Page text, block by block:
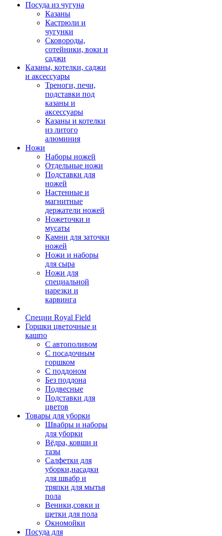
Посуда из чугуна
Казаны
Кастрюли и
чугунки
Сковороды,
сотейники, воки и
саджи
Казаны, котелки, саджи
и аксессуары
Треноги, печи,
подставки под
казаны и
аксессуары
Казаны и котелки
из литого
алюминия
Ножи
Наборы ножей
Отдельные ножи
Подставки для
ножей
Настенные и
магнитные
держатели ножей
Ножеточки и
мусаты
Камни для заточки
ножей
Ножи и наборы
для сыра
Ножи для
специальной
нарезки и
карвинга
Специи Royal Field
Горшки цветочные и
кашпо
С автополивом
С посадочным
горшком
С поддоном
Без поддона
Подвесные
Подставки для
цветов
Товары для уборки
Швабры и наборы
для уборки
Вёдра, ковши и
тазы
Салфетки для
уборки,насадки
для швабр и
тряпки для мытья
пола
Веники,совки и
щетки для пола
Окномойки
Посуда для